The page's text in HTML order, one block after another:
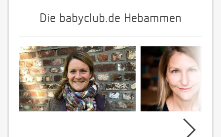
Die babyclub.de Hebammen